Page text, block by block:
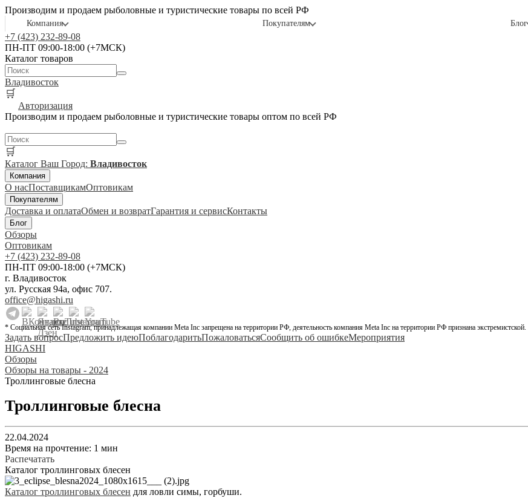
Производим и продаем рыболовные и туристические товары по всей РФ
Компания Покупателям Блог
+7 (423) 232-89-08
ПН-ПТ 09:00-18:00 (+7МСК)
Каталог товаров
Владивосток
🛒
Авторизация
Производим и продаем рыболовные и туристические товары оптом по всей РФ
🛒
Каталог Ваш Город: Владивосток
Компания
О насПоставщикамОптовикам
Покупателям
Доставка и оплатаОбмен и возвратГарантия и сервисКонтакты
Блог
Обзоры
Оптовикам
+7 (423) 232-89-08
ПН-ПТ 09:00-18:00 (+7МСК)
г. Владивосток
ул. Русская 94а, офис 707.
office@higashi.ru
* Социальная сеть Instagram, принадлежащая компании Meta Inc запрещена на территории РФ, деятельность компания Meta Inc на территории РФ признана экстремистской.
Задать вопросПредложить идеюПоблагодаритьПожаловатьсяСообщить об ошибкеМероприятия
HIGASHI
Обзоры
Обзоры на товары - 2024
Троллинговые блесна
Троллинговые блесна
22.04.2024
Время на прочтение: 1 мин
Распечатать
Каталог троллинговых блесен
Каталог троллинговых блесен для ловли симы, горбуши.